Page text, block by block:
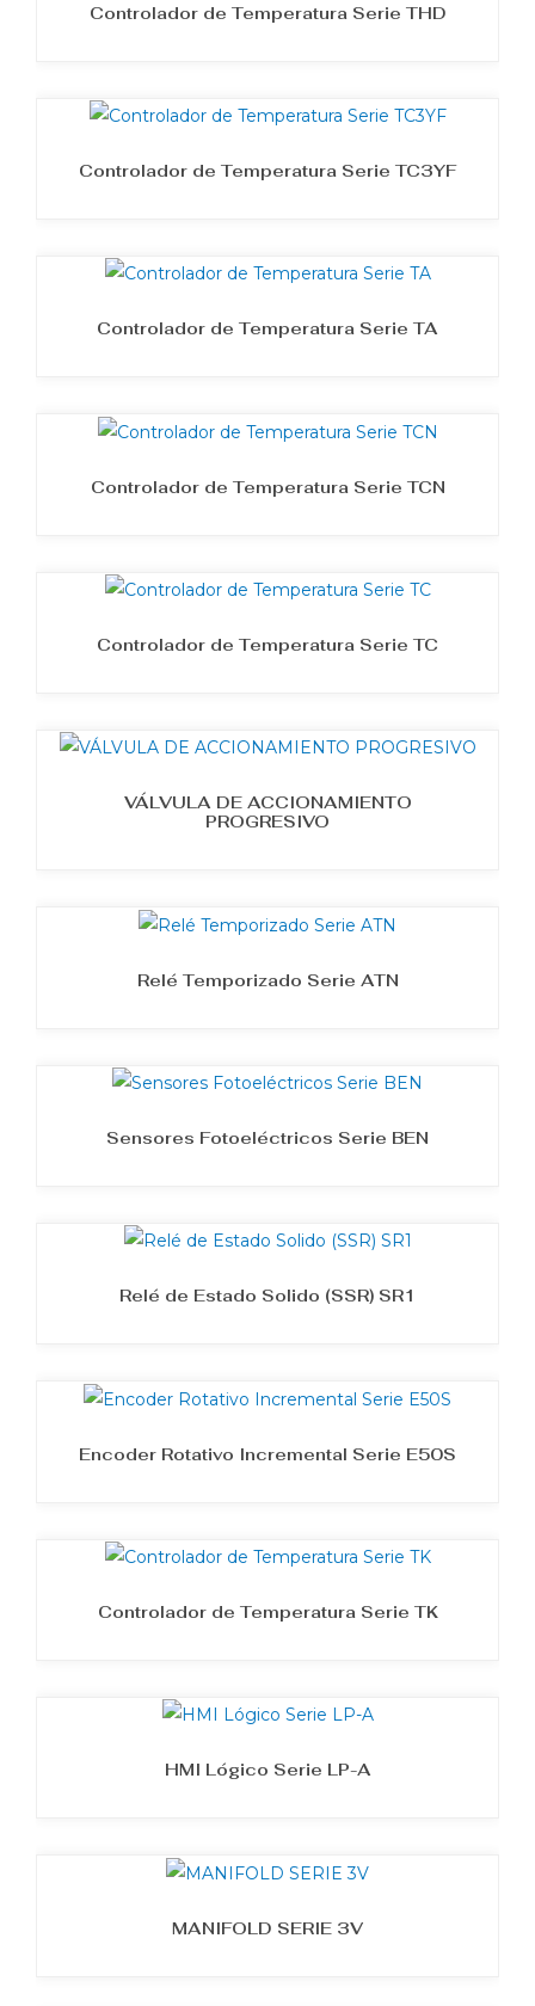
Controlador de Temperatura Serie THD
Controlador de Temperatura Serie TC3YF
Controlador de Temperatura Serie TA
Controlador de Temperatura Serie TCN
Controlador de Temperatura Serie TC
VÁLVULA DE ACCIONAMIENTO
PROGRESIVO
Relé Temporizado Serie ATN
Sensores Fotoeléctricos Serie BEN
Relé de Estado Solido (SSR) SR1
Encoder Rotativo Incremental Serie E50S
Controlador de Temperatura Serie TK
HMI Lógico Serie LP-A
MANIFOLD SERIE 3V